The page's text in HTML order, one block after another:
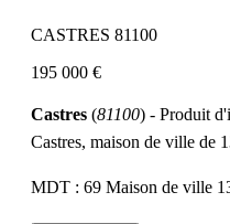
CASTRES 81100
195 000 €
Castres (81100) - Produit
Castres, maison de ville de
MDT : 69 Maison de ville